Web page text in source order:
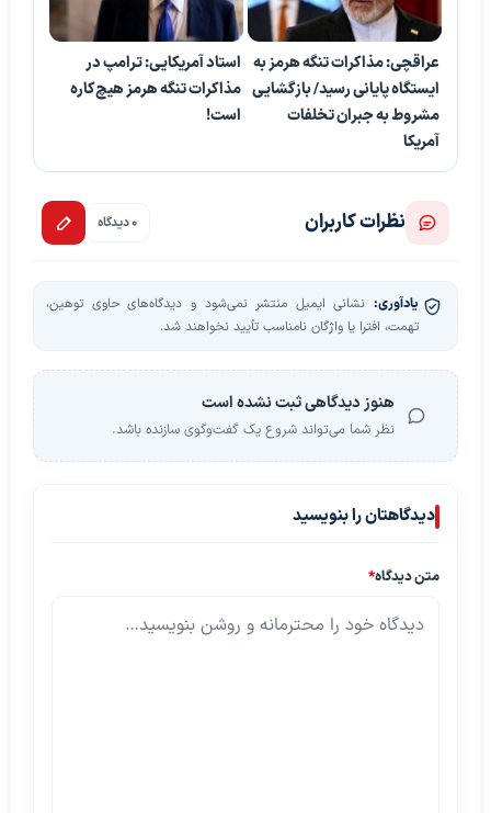
عراقچی: مذاکرات تنگه هرمز به
ایستگاه پایانی رسید/ بازگشایی
مشروط به جبران تخلفات
آمریکا
استاد آمریکایی: ترامپ در
مذاکرات تنگه هرمز هیچ‌کاره
است!
نظرات کاربران 0 دیدگاه
یادآوری: نشانی ایمیل منتشر نمی‌شود و دیدگاه‌های حاوی توهین،
تهمت، افترا یا واژگان نامناسب تأیید نخواهند شد.
هنوز دیدگاهی ثبت نشده است
نظر شما می‌تواند شروع یک گفت‌وگوی سازنده باشد.
دیدگاهتان را بنویسید
متن دیدگاه*